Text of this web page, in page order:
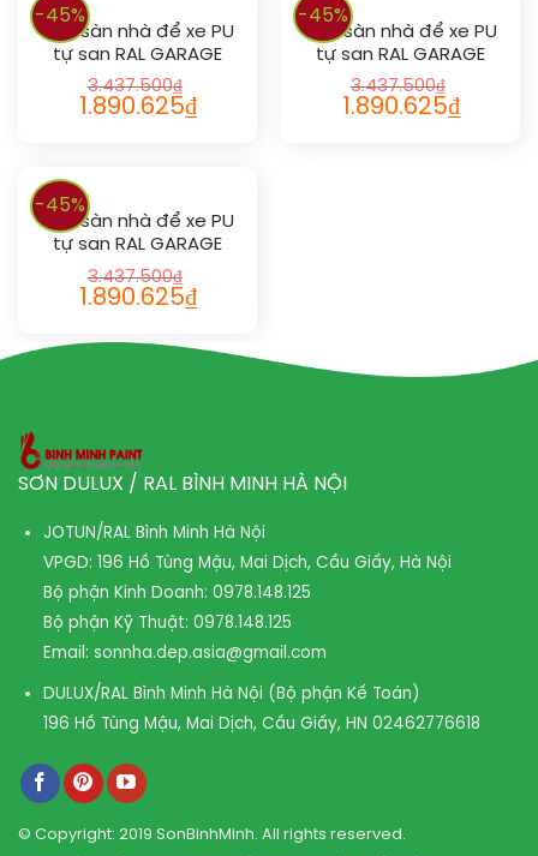
-45%
Sơn sàn nhà để xe PU
tự san RAL GARAGE
SHIELD SL 1004
3.437.500₫
1.890.625₫
-45%
Sơn sàn nhà để xe PU
tự san RAL GARAGE
SHIELD SL 1012
3.437.500₫
1.890.625₫
-45%
Sơn sàn nhà để xe PU
tự san RAL GARAGE
SHIELD SL 1032
3.437.500₫
1.890.625₫
SƠN DULUX / RAL BÌNH MINH HÀ NỘI
JOTUN/RAL Bình Minh Hà Nội
VPGD: 196 Hồ Tùng Mậu, Mai Dịch, Cầu Giấy, Hà Nội
Bộ phận Kinh Doanh: 0978.148.125
Bộ phận Kỹ Thuật: 0978.148.125
Email: sonnha.dep.asia@gmail.com
DULUX/RAL Bình Minh Hà Nội (Bộ phận Kế Toán)
196 Hồ Tùng Mậu, Mai Dịch, Cầu Giấy, HN 02462776618
© Copyright: 2019 SonBinhMinh. All rights reserved.